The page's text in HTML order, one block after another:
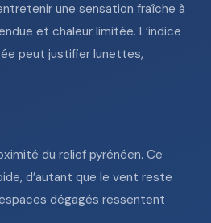
une sensation fraîche à
et chaleur limitée. L’indice
peut justifier lunettes,
du relief pyrénéen. Ce
d’autant que le vent reste
dégagés ressentent